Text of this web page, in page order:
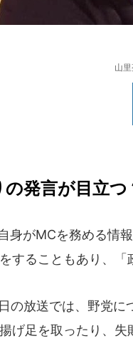
山
の発言が目立つ
身がMCを務める情
することもあり、
の放送では、野党に
げ足を取ったり、